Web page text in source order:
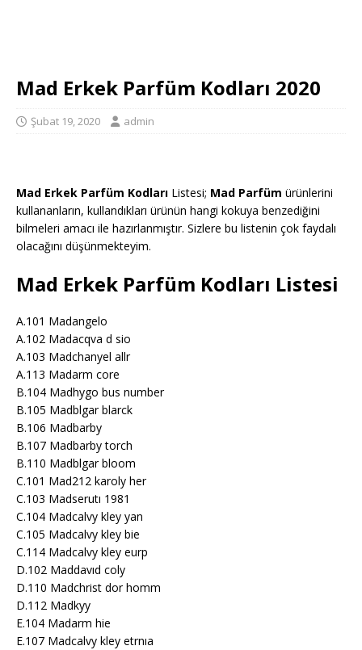
Mad Erkek Parfüm Kodları 2020
Şubat 19, 2020 admin
Mad Erkek Parfüm Kodları Listesi; Mad Parfüm ürünlerini
kullananların, kullandıkları ürünün hangi kokuya benzediğini
bilmeleri amacı ile hazırlanmıştır. Sizlere bu listenin çok faydalı
olacağını düşünmekteyim.
Mad Erkek Parfüm Kodları Listesi
A.101 Madangelo
A.102 Madacqva d sio
A.103 Madchanyel allr
A.113 Madarm core
B.104 Madhygo bus number
B.105 Madblgar blarck
B.106 Madbarby
B.107 Madbarby torch
B.110 Madblgar bloom
C.101 Mad212 karoly her
C.103 Madserutı 1981
C.104 Madcalvy kley yan
C.105 Madcalvy kley bie
C.114 Madcalvy kley eurp
D.102 Maddavıd coly
D.110 Madchrist dor homm
D.112 Madkyy
E.104 Madarm hie
E.107 Madcalvy kley etrnıa